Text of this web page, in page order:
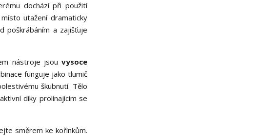
dochází při použití
utažení dramaticky
poškrábáním a zajišťuje
nástroje jsou vysoce
funguje jako tlumič
škubnutí. Tělo
díky prolínajícím se
směrem ke kořínkům.